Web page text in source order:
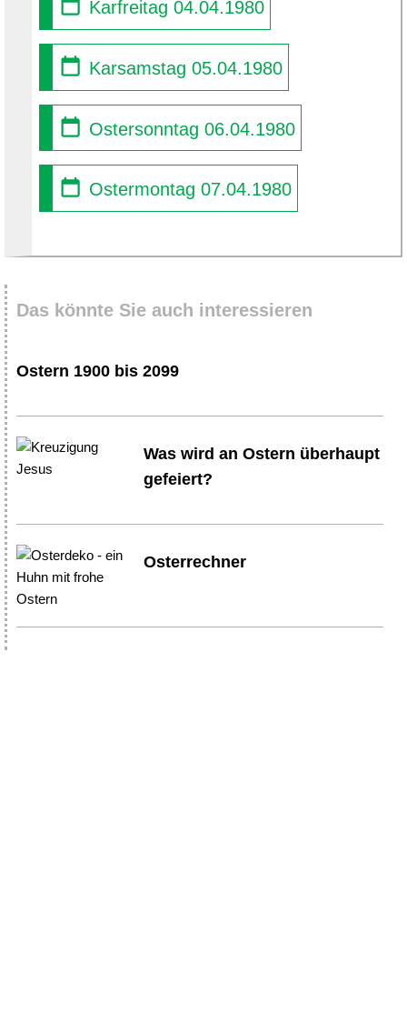
Karfreitag 04.04.1980
Karsamstag 05.04.1980
Ostersonntag 06.04.1980
Ostermontag 07.04.1980
Das könnte Sie auch interessieren
Ostern 1900 bis 2099
Was wird an Ostern überhaupt
gefeiert?
Osterrechner